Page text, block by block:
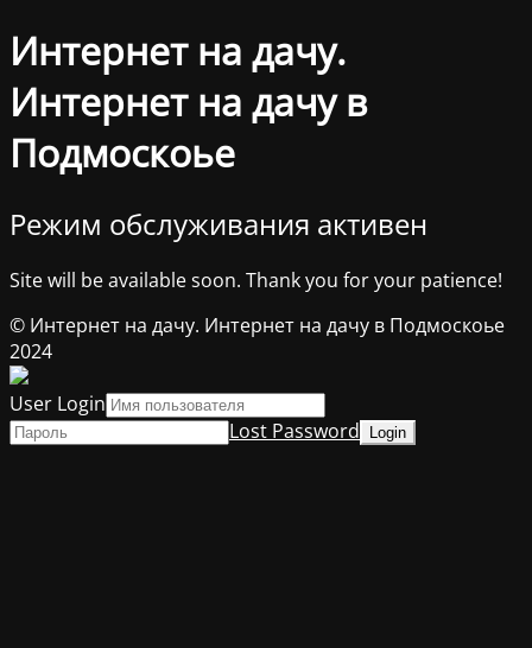
Интернет на дачу.
Интернет на дачу в
Подмоскоье
Режим обслуживания активен
Site will be available soon. Thank you for your patience!
© Интернет на дачу. Интернет на дачу в Подмоскоье
2024
User Login
Lost Password